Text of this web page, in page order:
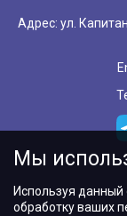
Адрес: ул.
Мы
Используя данный
обработку ваших